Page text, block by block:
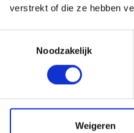
verstrekt of die ze hebben
Noodzakelijk
Weigeren